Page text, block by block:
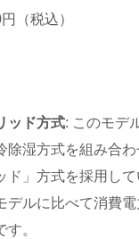
（税込）
ッド方式: このモデ
除湿方式を組み合
ド」方式を採用し
デルに比べて消費電
。